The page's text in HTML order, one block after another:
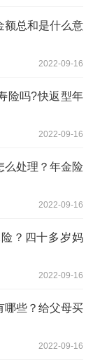
额总和是什么意
2022-09-16
险吗?快返型年
2022-09-16
么处理？年金险
2022-09-16
？四十多岁妈
2022-09-16
哪些？给父母买
2022-09-16